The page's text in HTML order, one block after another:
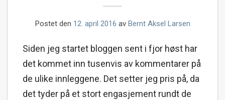
Postet den 12. april 2016 av Bernt Aksel Larsen
Siden jeg startet bloggen sent i fjor høst har
det kommet inn tusenvis av kommentarer på
de ulike innleggene. Det setter jeg pris på, da
det tyder på et stort engasjement rundt de